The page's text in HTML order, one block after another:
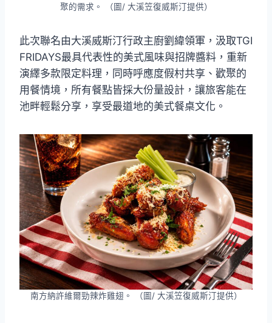
聚的需求。 （圖/ 大溪笠復威斯汀提供）
此次聯名由大溪威斯汀行政主廚劉緯領軍，汲取TGI
FRIDAYS最具代表性的美式風味與招牌醬料，重新
演繹多款限定料理，同時呼應度假村共享、歡聚的
用餐情境，所有餐點皆採大份量設計，讓旅客能在
池畔輕鬆分享，享受最道地的美式餐桌文化。
南方納許維爾勁辣炸雞翅。 （圖/ 大溪笠復威斯汀提供）